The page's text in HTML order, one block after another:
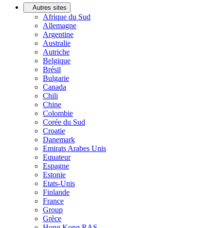
Autres sites
Afrique du Sud
Allemagne
Argentine
Australie
Autriche
Belgique
Brésil
Bulgarie
Canada
Chili
Chine
Colombie
Corée du Sud
Croatie
Danemark
Emirats Arabes Unis
Equateur
Espagne
Estonie
Etats-Unis
Finlande
France
Group
Grèce